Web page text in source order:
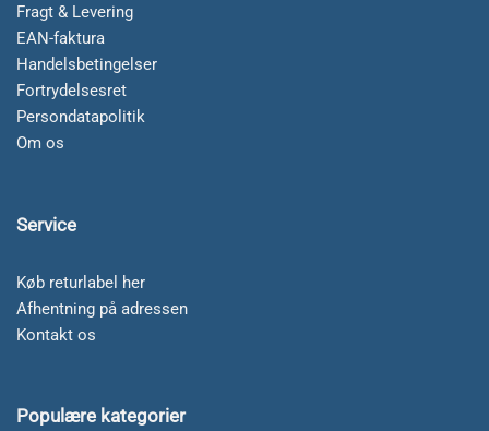
Fragt & Levering
EAN-faktura
Handelsbetingelser
Fortrydelsesret
Persondatapolitik
Om os
Service
Køb returlabel her
Afhentning på adressen
Kontakt os
Populære kategorier